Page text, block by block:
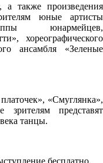
также произведения
юные артисты
юнармейцев,
хореографического
ансамбля «Зеленые
«Смуглянка»,
представят
танцы.
бесплатно.